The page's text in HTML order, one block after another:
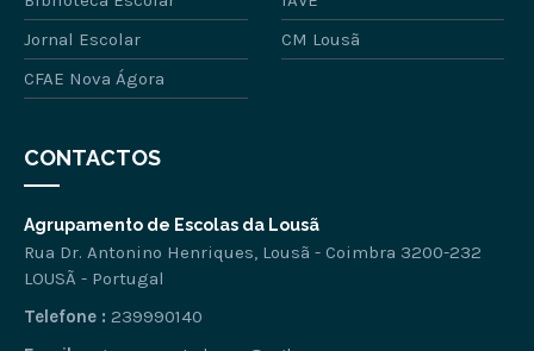
Jornal Escolar
CM Lousã
CFAE Nova Ágora
CONTACTOS
Agrupamento de Escolas da Lousã
Rua Dr. Antonino Henriques, Lousã - Coimbra 3200-232
LOUSÃ - Portugal
Telefone : 239990140